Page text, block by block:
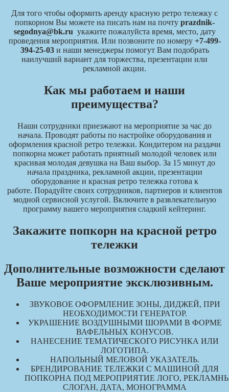
Для того чтобы оформить аренду красную ретро тележку с
попкорном Вы можете на писать нам на почту prazdnik-
segodnya@bk.ru укажите пожалуйста время, место, дату
проведения мероприятия. Или позвоните по номеру +7-499-
394-25-03и наши менеджеры помогут Вам подобрать
наилучший вариант для торжества, презентации или
рекламной акции.
Как мы работаем и наши
преимущества?
Наши сотрудники приезжают на мероприятие за час до
начала. Проводят работы по настройке оборудования и
оформления красной ретро тележки. Кондитером на раздачи
попкорна может работать приятный молодой человек или
красивая молодая девушка на Ваш выбор. За 15 минут до
начала праздника, рекламной акции, презентации
оборудование и красная ретро тележка готова к
работе. Порадуйте своих сотрудников, партнеров и клиентов
модной сервисной услугой. Включите в развлекательную
программу вашего мероприятия сладкий кейтеринг.
Закажите попкорн на красной ретро
тележки
Дополнительные возможности сделают
Ваше мероприятие эксклюзивным.
ЗВУКОВОЕ ОФОРМЛЕНИЕ ЗОНЫ, ДИДЖЕЙ, ПРИ
НЕОБХОДИМОСТИ ГЕНЕРАТОР.
УКРАШЕНИЕ ВОЗДУШНЫМИ ШОРАМИ В ФОРМЕ
ВАФЕЛЬНЫХ КОНУСОВ.
НАНЕСЕНИЕ ТЕМАТИЧЕСКОГО РИСУНКА ИЛИ
ЛОГОТИПА.
НАПОЛЬНЫЙ МЕЛОВОЙ УКАЗАТЕЛЬ.
БРЕНДИРОВАНИЕ ТЕЛЕЖКИ С МАШИНОЙ ДЛЯ
ПОПКОРНА ПОД МЕРОПРИЯТИЕ ЛОГО,
СЛОГАН, ДАТА, МОНОГРАММА